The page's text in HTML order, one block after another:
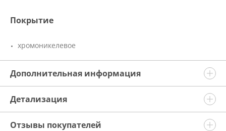
Покрытие
хромоникелевое
Дополнительная информация
Детализация
Отзывы покупателей